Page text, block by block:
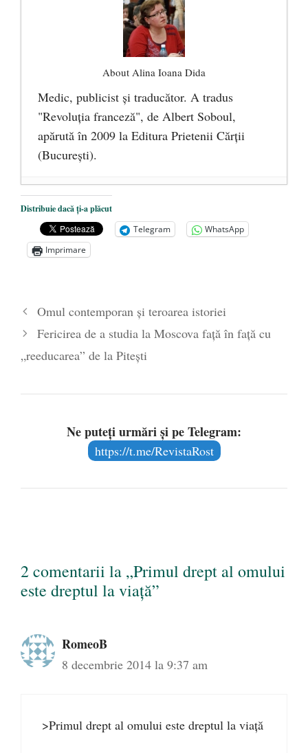
About Alina Ioana Dida
Medic, publicist şi traducător. A tradus
"Revoluţia franceză", de Albert Soboul,
apărută în 2009 la Editura Prietenii Cărţii
(Bucureşti).
Ceva despre pandemie
O carte despre embrionul uman, ca
persoană ce trebuie apărată - 8 octombrie
2019
septembrie 2019
Distribuie dacă ți-a plăcut
Telegram
WhatsApp
Imprimare
Omul contemporan şi teroarea istoriei
Fericirea de a studia la Moscova față în față cu
„reeducarea” de la Pitești
Ne puteți urmări și pe Telegram:
https://t.me/RevistaRost
2 comentarii la „Primul drept al omului
este dreptul la viaţă”
RomeoB
8 decembrie 2014 la 9:37 am
>Primul drept al omului este dreptul la viaţă